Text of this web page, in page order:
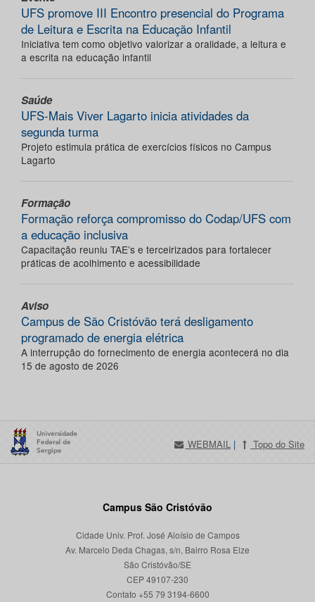
UFS promove III Encontro presencial do Programa
de Leitura e Escrita na Educação Infantil
Iniciativa tem como objetivo valorizar a oralidade, a leitura e
a escrita na educação infantil
Saúde
UFS-Mais Viver Lagarto inicia atividades da
segunda turma
Projeto estimula prática de exercícios físicos no Campus
Lagarto
Formação
Formação reforça compromisso do Codap/UFS com
a educação inclusiva
Capacitação reuniu TAE’s e terceirizados para fortalecer
práticas de acolhimento e acessibilidade
Aviso
Campus de São Cristóvão terá desligamento
programado de energia elétrica
A interrupção do fornecimento de energia acontecerá no dia
15 de agosto de 2026
WEBMAIL | Topo do Site
Campus São Cristóvão
Cidade Univ. Prof. José Aloísio de Campos
Av. Marcelo Deda Chagas, s/n, Bairro Rosa Elze
São Cristóvão/SE
CEP 49107-230